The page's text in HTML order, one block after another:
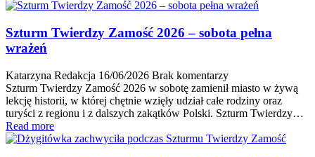
Szturm Twierdzy Zamość 2026 – sobota pełna
wrażeń
Katarzyna Redakcja 16/06/2026 Brak komentarzy
Szturm Twierdzy Zamość 2026 w sobotę zamienił miasto w żywą
lekcję historii, w której chętnie wzięły udział całe rodziny oraz
turyści z regionu i z dalszych zakątków Polski. Szturm Twierdzy…
Read more